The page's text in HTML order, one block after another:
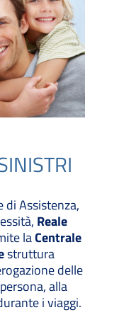
di Assistenza,
Reale
laCentrale
struttura
delle
alla
i viaggi.